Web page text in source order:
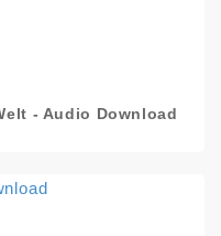
- Audio Download